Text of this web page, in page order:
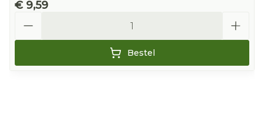
€ 9,59
Bestel